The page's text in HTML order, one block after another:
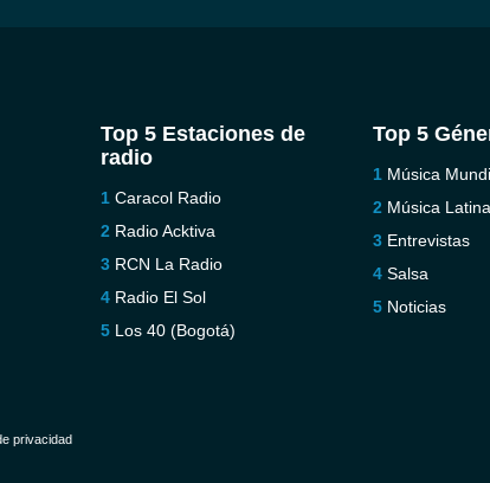
Top 5 Estaciones de
radio
Caracol Radio
Radio Acktiva
RCN La Radio
Radio El Sol
Los 40 (Bogotá)
Top 5
Música
Música Latina
Entrevistas
Salsa
Noticias
privacidad